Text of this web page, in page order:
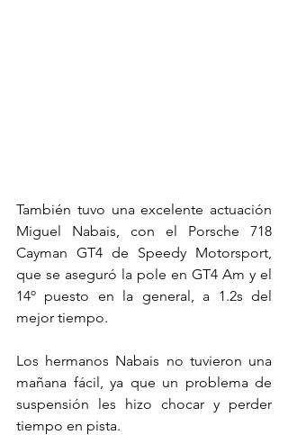
También tuvo una excelente actuación
Miguel Nabais, con el Porsche 718
Cayman GT4 de Speedy Motorsport,
que se aseguró la pole en GT4 Am y el
14º puesto en la general, a 1.2s del
mejor tiempo.
Los hermanos Nabais no tuvieron una
mañana fácil, ya que un problema de
suspensión les hizo chocar y perder
tiempo en pista.